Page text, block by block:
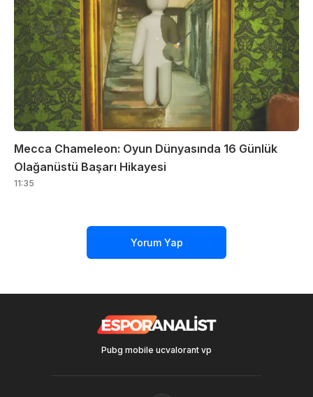
Mecca Chameleon: Oyun Dünyasında 16 Günlük
Olağanüstü Başarı Hikayesi
11:35
Yorum Yap
Pubg mobile ucvalorant vp